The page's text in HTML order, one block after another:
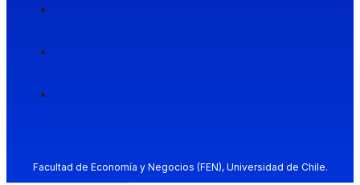
Facultad de Economía y Negocios (FEN), Universidad de Chile.